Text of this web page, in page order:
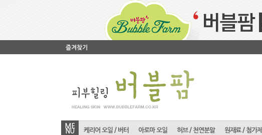
즐겨찾기
ME
NU 케리어 오일 / 버터 아로마 오일 허브 / 천연분말 원재료 / 첨가제